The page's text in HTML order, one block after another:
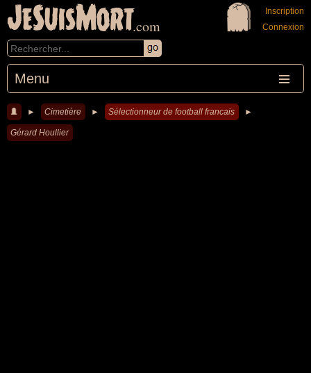
JeSuisMort.com
Menu
Inscription
Connexion
► Cimetière ► Sélectionneur de football francais ►
Gérard Houllier